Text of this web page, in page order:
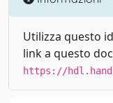
Utilizza questo
link a questo
https://